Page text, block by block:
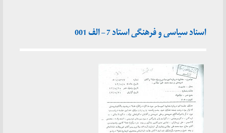
اسناد سیاسی و فرهنگی استاد 7 – الف 001